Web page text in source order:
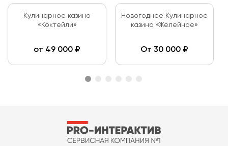
Кулинарное казино
«Коктейли»
от 49 000 ₽
Новогоднее Кулинарное
казино «Желейное»
От 30 000 ₽